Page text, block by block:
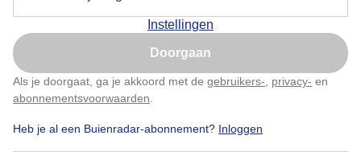
Instellingen
Doorgaan
Als je doorgaat, ga je akkoord met de gebruikers- privacy- en
abonnementsvoorwaarden
Heb je al een Buienradar-abonnement? Inloggen
Vanmorgen bleef het lang heiig + wolkenflarden
,beetje wind , soms de Zon .
Door: Nellie Bartels Gemaakt: 25-02-2025, 48x bekeken
Nu niet, misschien later
Klik hierom dit aan te passen